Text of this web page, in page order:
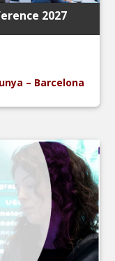
2027
– Barcelona